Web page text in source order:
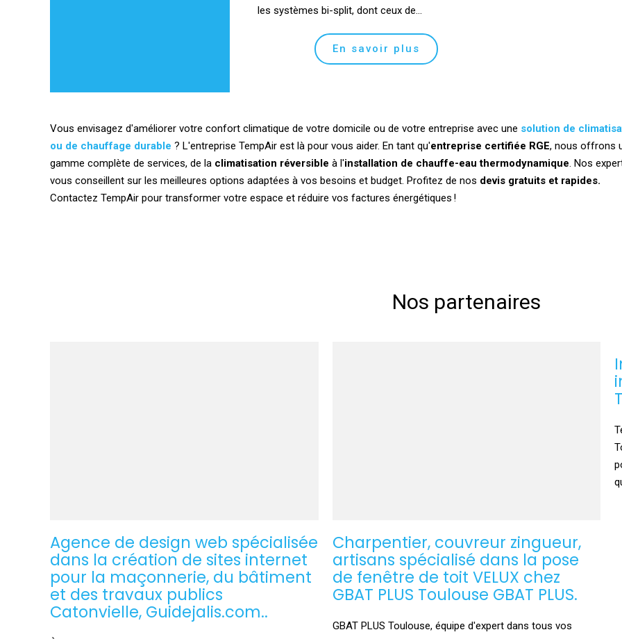
les systèmes bi-split, dont ceux de...
En savoir plus
Vous envisagez d'améliorer votre confort climatique de votre domicile ou de votre entreprise avec une solution de
ou de chauffage durable ? L'entreprise TempAir est là pour vous aider. En tant qu'entreprise certifiée RGE, nous offrons
gamme complète de services, de la climatisation réversible à l'installation de chauffe-eau thermodynamique. Nos
vous conseillent sur les meilleures options adaptées à vos besoins et budget. Profitez de nos devis gratuits et rapides.
Contactez TempAir pour transformer votre espace et réduire vos factures énergétiques !
Nos partenaires
Agence de design web spécialisée
dans la création de sites internet
pour la maçonnerie, du bâtiment
et des travaux publics
Catonvielle, Guidejalis.com..
Charpentier, couvreur zingueur,
artisans spécialisé dans la pose
de fenêtre de toit VELUX chez
GBAT PLUS Toulouse GBAT PLUS.
GBAT PLUS Toulouse, équipe d'expert dans tous vos